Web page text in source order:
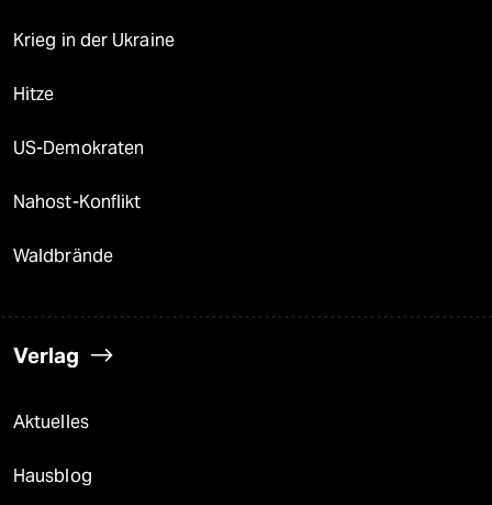
Krieg in der Ukraine
Hitze
US-Demokraten
Nahost-Konflikt
Waldbrände
Verlag
Aktuelles
Hausblog